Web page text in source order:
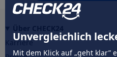
Unvergleichlich
Mit dem Klick auf „geht klar”
Karriere